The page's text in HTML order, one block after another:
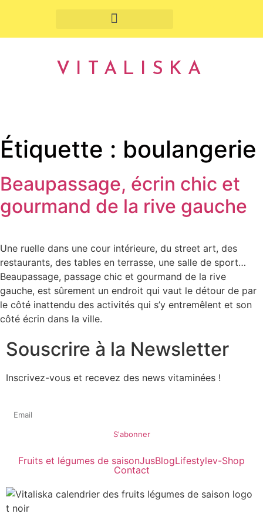
VITALISKA
Étiquette : boulangerie
Beaupassage, écrin chic et
gourmand de la rive gauche
Une ruelle dans une cour intérieure, du street art, des
restaurants, des tables en terrasse, une salle de sport…
Beaupassage, passage chic et gourmand de la rive
gauche, est sûrement un endroit qui vaut le détour de par
le côté inattendu des activités qui s’y entremêlent et son
côté écrin dans la ville.
Souscrire à la Newsletter
Inscrivez-vous et recevez des news vitaminées !
S'abonner
Fruits et légumes de saisonJusBlogLifestylev-Shop
Contact